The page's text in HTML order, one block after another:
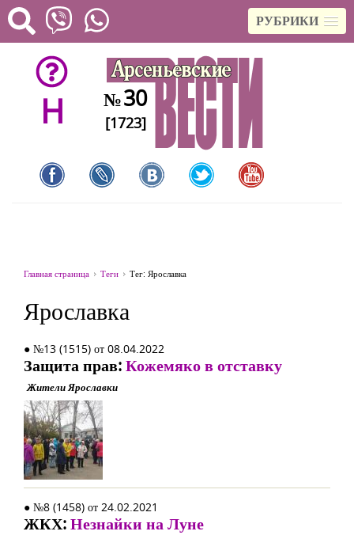
РУБРИКИ
H №30
[1723]
Главная страница Теги Тег: Ярославка
Ярославка
● №13 (1515) от 08.04.2022
Защита прав:Кожемяко в отставку
Жители Ярославки
● №8 (1458) от 24.02.2021
ЖКХ:Незнайки на Луне